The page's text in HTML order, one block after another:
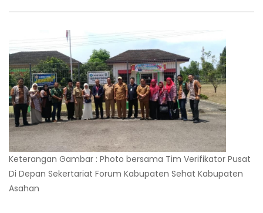
Keterangan Gambar : Photo bersama Tim Verifikator Pusat
Di Depan Sekertariat Forum Kabupaten Sehat Kabupaten
Asahan